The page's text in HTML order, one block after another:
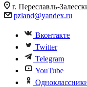
г. Переславль-
pzland@yandex.ru
Вконтакте
Twitter
Telegram
YouTube